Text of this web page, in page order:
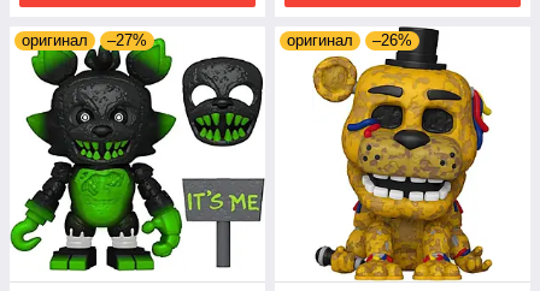
оригинал –27% оригинал –26%